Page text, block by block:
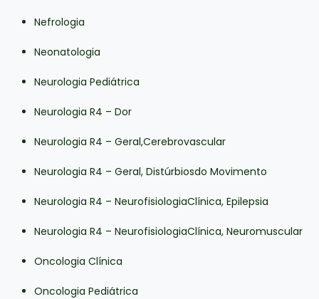
Nefrologia
Neonatologia
Neurologia Pediátrica
Neurologia R4 – Dor
Neurologia R4 – Geral,Cerebrovascular
Neurologia R4 – Geral, Distúrbiosdo Movimento
Neurologia R4 – NeurofisiologiaClínica, Epilepsia
Neurologia R4 – NeurofisiologiaClínica, Neuromuscular
Oncologia Clínica
Oncologia Pediátrica